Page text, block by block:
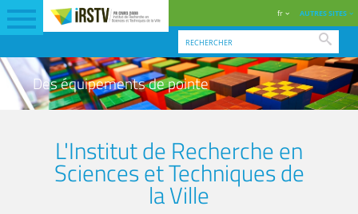
fr AUTRES SITES
Des équipements de pointe
L'Institut de Recherche en
Sciences et Techniques de
la Ville